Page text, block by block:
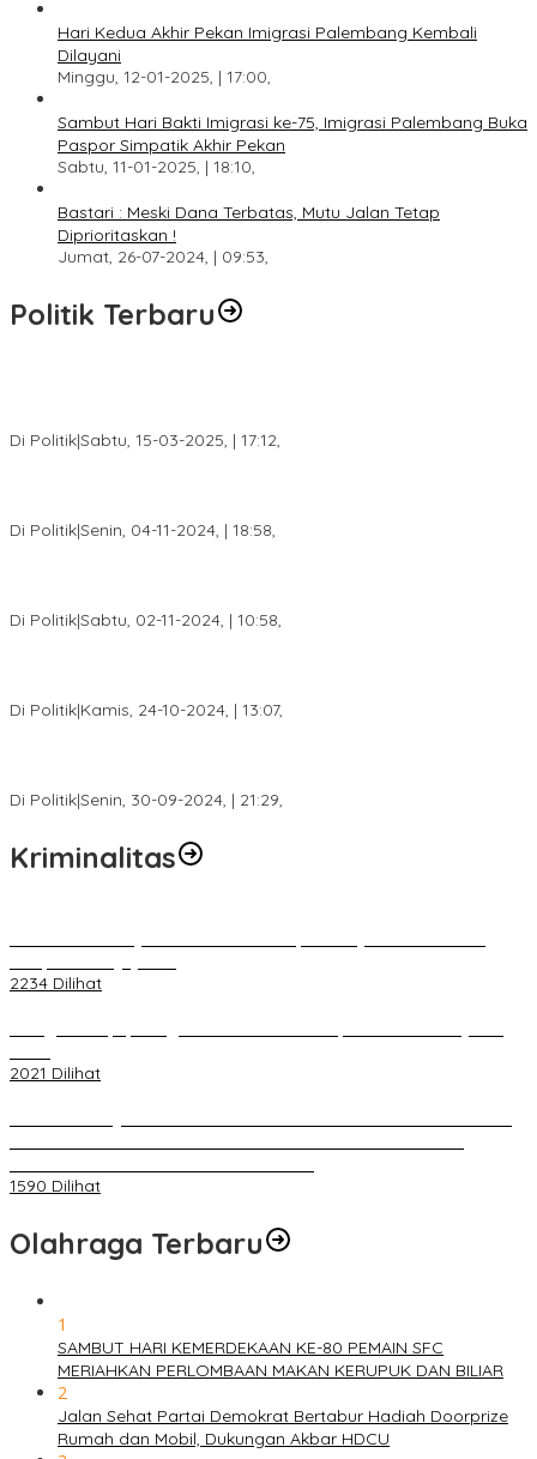
Hari Kedua Akhir Pekan Imigrasi Palembang Kembali
Dilayani
Minggu, 12-01-2025, | 17:00,
Sambut Hari Bakti Imigrasi ke-75, Imigrasi Palembang Buka
Paspor Simpatik Akhir Pekan
Sabtu, 11-01-2025, | 18:10,
Bastari : Meski Dana Terbatas, Mutu Jalan Tetap
Diprioritaskan !
Jumat, 26-07-2024, | 09:53,
Politik Terbaru
Di Politik|Sabtu, 15-03-2025, | 17:12,
Di Politik|Senin, 04-11-2024, | 18:58,
Di Politik|Sabtu, 02-11-2024, | 10:58,
Di Politik|Kamis, 24-10-2024, | 13:07,
Di Politik|Senin, 30-09-2024, | 21:29,
Kriminalitas
2234 Dilihat
2021 Dilihat
1590 Dilihat
Olahraga Terbaru
1
SAMBUT HARI KEMERDEKAAN KE-80 PEMAIN SFC
MERIAHKAN PERLOMBAAN MAKAN KERUPUK DAN BILIAR
2
Jalan Sehat Partai Demokrat Bertabur Hadiah Doorprize
Rumah dan Mobil, Dukungan Akbar HDCU